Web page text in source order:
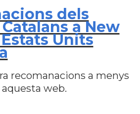
dels
a New
Units
recomanacions a menys
web.